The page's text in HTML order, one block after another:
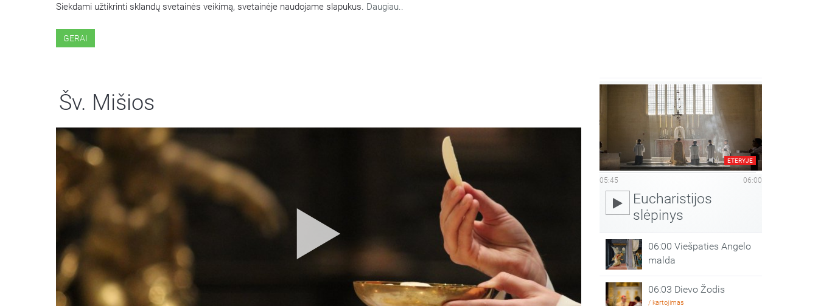
Siekdami užtikrinti sklandų svetainės veikimą, svetainėje naudojame slapukus. Daugiau..
GERAI
Šv. Mišios
ETERYJE
05:45 06:00
Eucharistijos
slėpinys
06:00 Viešpaties Angelo
malda
06:03 Dievo Žodis
/ kartojimas